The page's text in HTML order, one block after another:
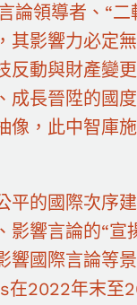
領導者、“二
其影響力必定
反動與財產變
成長晉陞的國
像，此中智庫
平的國際次序
響言論的“宣
響國際言論等
在2022年末至